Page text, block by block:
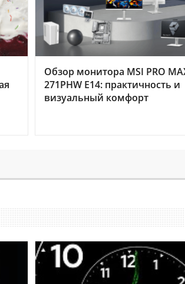
Обзор монитора MSI PRO
271PHW E14: практичность и
визуальный комфорт